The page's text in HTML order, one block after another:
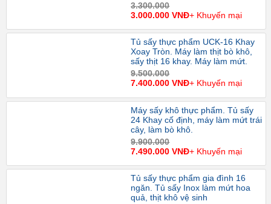
3.300.000
3.000.000 VNĐ+ Khuyến mại
Tủ sấy thực phẩm UCK-16 Khay
Xoay Tròn. Máy làm thịt bò khô,
sấy thịt 16 khay. Máy làm mứt.
9.500.000
7.400.000 VNĐ+ Khuyến mại
Máy sấy khô thực phẩm. Tủ sấy
24 Khay cố định, máy làm mứt trái
cây, làm bò khô.
9.900.000
7.490.000 VNĐ+ Khuyến mại
Tủ sấy thực phẩm gia đình 16
ngăn. Tủ sấy Inox làm mứt hoa
quả, thịt khô vệ sinh